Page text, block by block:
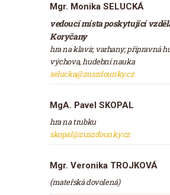
Mgr. Monika SELUCKÁ
vedoucí místa poskytující
Koryčany
hra na klavír, varhany; přípravná
výchova, hudební nauka
selucka@zuszdounky.cz
MgA. Pavel SKOPAL
hra na trubku
skopal@zuszdounky.cz
Mgr. Veronika TROJKOVÁ
(mateřská dovolená)